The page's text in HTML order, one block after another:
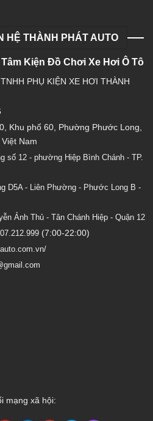
HỆ THÀNH PHÁT AUTO
Kiện Đồ Chơi Xe Hơi Ô Tô
PHỤ KIỆN XE HƠI THÀNH
Khu phố 60, Phường Phước Long,
Nam
số 12 - phường Hiệp Bình Chánh - TP.
D5A - Liên Phường - Phước Long B -
Ảnh Thủ - Tân Chánh Hiệp - Quận 12
(7:00-22:00)
mạng xã hội: